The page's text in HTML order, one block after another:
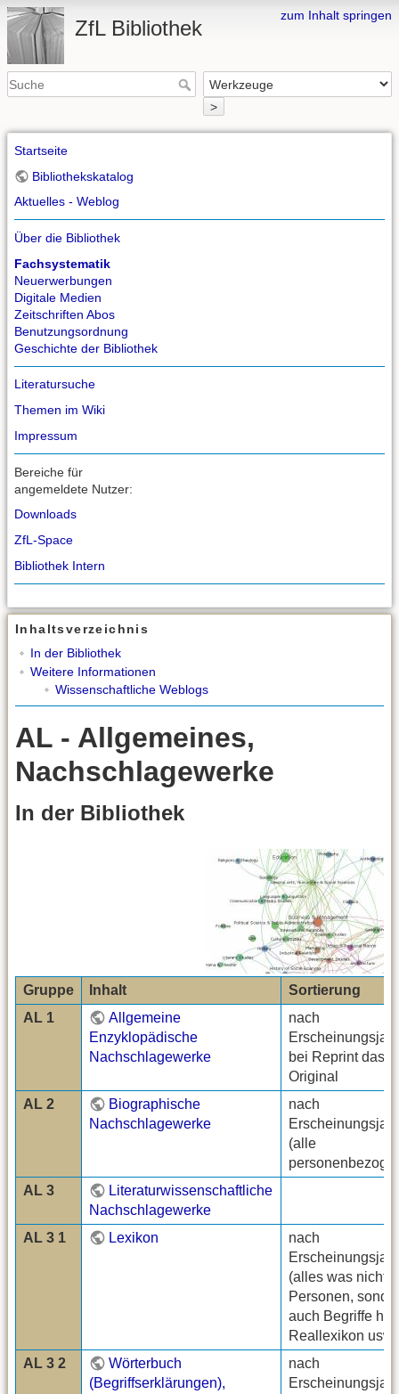
zum Inhalt springen
ZfL Bibliothek
>
Startseite
Bibliothekskatalog
Aktuelles - Weblog
Über die Bibliothek
Fachsystematik
Neuerwerbungen
Digitale Medien
Zeitschriften Abos
Benutzungsordnung
Geschichte der Bibliothek
Literatursuche
Themen im Wiki
Impressum
Bereiche für
angemeldete Nutzer:
Downloads
ZfL-Space
Bibliothek Intern
Inhaltsverzeichnis
In der Bibliothek
Weitere Informationen
Wissenschaftliche Weblogs
AL - Allgemeines,
Nachschlagewerke
In der Bibliothek
Gruppe Inhalt
Sortierung
AL 1
Allgemeine
Enzyklopädische
Nachschlagewerke
nach
bei Reprint das
Original
AL 2
Biographische
Nachschlagewerke
nach
(alle
AL 3
Literaturwissenschaftliche
Nachschlagewerke
AL 3 1
Lexikon
nach
(alles was nicht
Personen,
auch Begriffe hat,
Reallexikon
AL 3 2
Wörterbuch
(Begriffserklärungen),
nach